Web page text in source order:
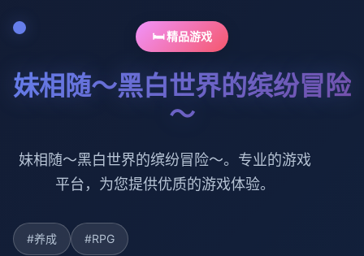
🛏️ 精品游戏
妹相随～黑白世界的缤纷冒险
～
妹相随～黑白世界的缤纷冒险～。专业的游戏
平台，为您提供优质的游戏体验。
#养成 #RPG